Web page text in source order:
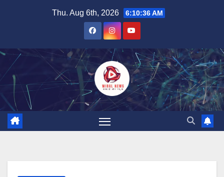
Thu. Aug 6th, 2026 6:10:37 AM